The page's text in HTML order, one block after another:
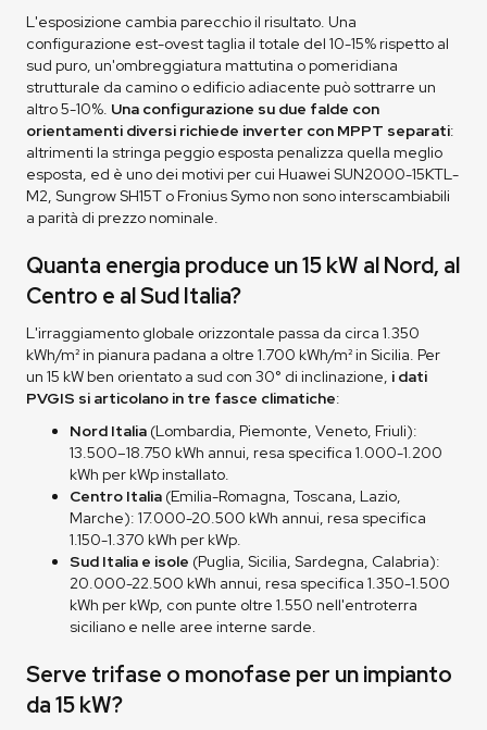
L'esposizione cambia parecchio il risultato. Una
configurazione est-ovest taglia il totale del 10-15% rispetto al
sud puro, un'ombreggiatura mattutina o pomeridiana
strutturale da camino o edificio adiacente può sottrarre un
altro 5-10%. Una configurazione su due falde con
orientamenti diversi richiede inverter con MPPT separati:
altrimenti la stringa peggio esposta penalizza quella meglio
esposta, ed è uno dei motivi per cui Huawei SUN2000-15KTL-
M2, Sungrow SH15T o Fronius Symo non sono interscambiabili
a parità di prezzo nominale.
Quanta energia produce un 15 kW al Nord, al
Centro e al Sud Italia?
L'irraggiamento globale orizzontale passa da circa 1.350
kWh/m² in pianura padana a oltre 1.700 kWh/m² in Sicilia. Per
un 15 kW ben orientato a sud con 30° di inclinazione, i dati
PVGIS si articolano in tre fasce climatiche:
Nord Italia (Lombardia, Piemonte, Veneto, Friuli):
13.500–18.750 kWh annui, resa specifica 1.000-1.200
kWh per kWp installato.
Centro Italia (Emilia-Romagna, Toscana, Lazio,
Marche): 17.000-20.500 kWh annui, resa specifica
1.150-1.370 kWh per kWp.
Sud Italia e isole (Puglia, Sicilia, Sardegna, Calabria):
20.000-22.500 kWh annui, resa specifica 1.350-1.500
kWh per kWp, con punte oltre 1.550 nell'entroterra
siciliano e nelle aree interne sarde.
Serve trifase o monofase per un impianto
da 15 kW?